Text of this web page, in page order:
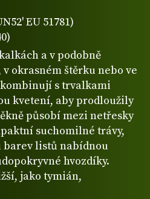
EU 51781)
a v podobně
okrasném štěrku nebo ve
kombinují s trvalkami
kvetení, aby prodloužily
působí mezi netřesky
suchomilné trávy,
barev listů nabídnou
hvozdíky.
jako tymián,